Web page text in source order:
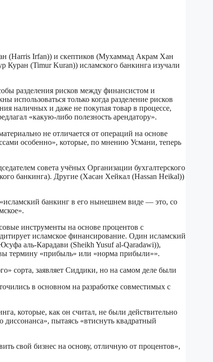
(Harris Irfan)) и скептиков (Мухаммад Акрам Хан
(Timur Kuran)) исламского банкинга изучали
разделения рисков между финансистом и
только когда разделение рисков
наличных и даже не покупая товар в процессе,
«какую-либо полезность арендатору».
не отличается от операций на основе
особенно», которые, по мнению Усмани, теперь
совета учёных Организации бухгалтерского
банкинга). Другие (Хасан Хейкал (Hassan Heikal))
банкинг в его нынешнем виде — это, со
инструменты на основе процентов с
исламское финансирование. Один исламский
аль-Карадави (Sheikh Yusuf al-Qaradawi)),
термину «прибыль» или «норма прибыли»».
сорта, заявляет Сиддики, но на самом деле были
в основном на разработке совместимых с
которые, как он считал, не были действительно
пытаясь «втиснуть квадратный
свой бизнес на основу, отличную от процентов»,